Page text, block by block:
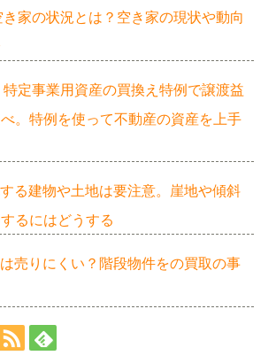
家の状況とは？空き家の現状や動向
特定事業用資産の買換え特例で譲渡益
。特例を使って不動産の資産を上手
る建物や土地は要注意。崖地や傾斜
るにはどうする
売りにくい？階段物件をの買取の事